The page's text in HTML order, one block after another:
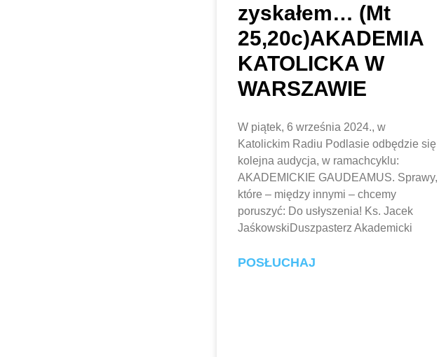
zyskałem… (Mt
25,20c)AKADEMIA
KATOLICKA W
WARSZAWIE
W piątek, 6 września 2024., w
Katolickim Radiu Podlasie odbędzie się
kolejna audycja, w ramachcyklu:
AKADEMICKIE GAUDEAMUS. Sprawy,
które – między innymi – chcemy
poruszyć: Do usłyszenia! Ks. Jacek
JaśkowskiDuszpasterz Akademicki
POSŁUCHAJ